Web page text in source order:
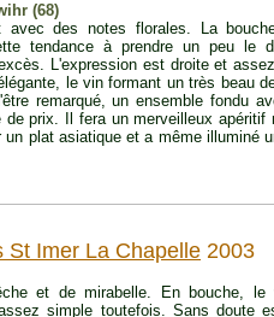
(68)
des notes florales. La
tendance à prendre un peu le
L'expression est droite et
le vin formant un très beau
remarqué, un ensemble fondu
prix. Il fera un merveilleux apéritif
plat asiatique et a même illuminé
St Imer La Chapelle 2003
et de mirabelle. En bouche,
simple toutefois. Sans doute